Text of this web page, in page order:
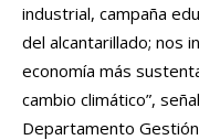
industrial, campaña
del alcantarillado; nos
economía más
cambio climático”,
Departamento